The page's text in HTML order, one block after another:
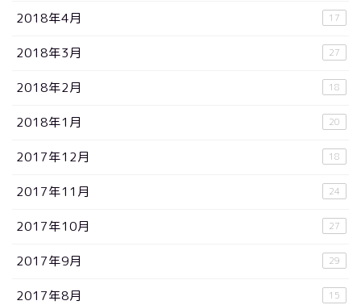
2018年4月 17
2018年3月 27
2018年2月 18
2018年1月 20
2017年12月 18
2017年11月 24
2017年10月 27
2017年9月 29
2017年8月 15